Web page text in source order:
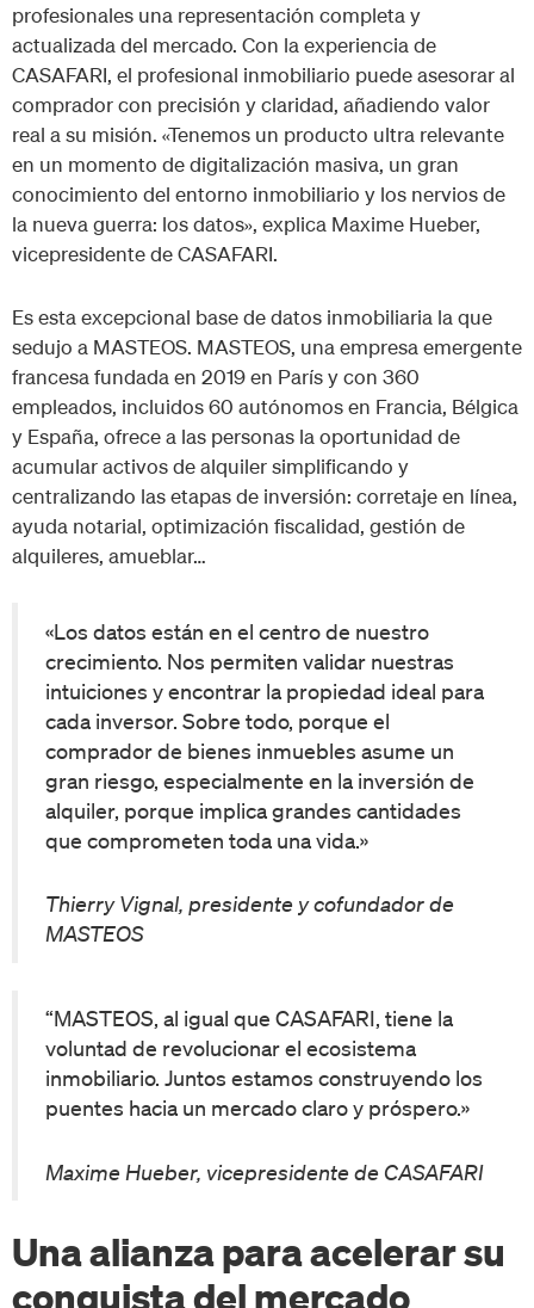
profesionales una representación completa y
actualizada del mercado. Con la experiencia de
CASAFARI, el profesional inmobiliario puede asesorar al
comprador con precisión y claridad, añadiendo valor
real a su misión. «Tenemos un producto ultra relevante
en un momento de digitalización masiva, un gran
conocimiento del entorno inmobiliario y los nervios de
la nueva guerra: los datos», explica Maxime Hueber,
vicepresidente de CASAFARI.
Es esta excepcional base de datos inmobiliaria la que
sedujo a MASTEOS. MASTEOS, una empresa emergente
francesa fundada en 2019 en París y con 360
empleados, incluidos 60 autónomos en Francia, Bélgica
y España, ofrece a las personas la oportunidad de
acumular activos de alquiler simplificando y
centralizando las etapas de inversión: corretaje en línea,
ayuda notarial, optimización fiscalidad, gestión de
alquileres, amueblar…
«Los datos están en el centro de nuestro
crecimiento. Nos permiten validar nuestras
intuiciones y encontrar la propiedad ideal para
cada inversor. Sobre todo, porque el
comprador de bienes inmuebles asume un
gran riesgo, especialmente en la inversión de
alquiler, porque implica grandes cantidades
que comprometen toda una vida.»
Thierry Vignal, presidente y cofundador de
MASTEOS
“MASTEOS, al igual que CASAFARI, tiene la
voluntad de revolucionar el ecosistema
inmobiliario. Juntos estamos construyendo los
puentes hacia un mercado claro y próspero.»
Maxime Hueber, vicepresidente de CASAFARI
Una alianza para acelerar su
conquista del mercado